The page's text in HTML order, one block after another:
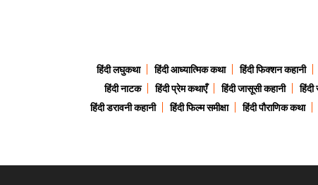
हिंदी लघुकथा हिंदी आध्यात्मिक कथा हिंदी फिक्शन कहानी
हिंदी नाटक
हिंदी प्रेम कथाएँ हिंदी जासूसी कहानी
हिंदी डरावनी कहानी
हिंदी फिल्म समीक्षा हिंदी पौराणिक कथा